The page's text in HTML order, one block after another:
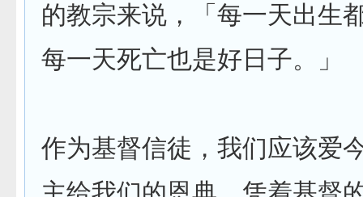
的教宗来说，「每一天出生
每一天死亡也是好日子。」
作为基督信徒，我们应该爱